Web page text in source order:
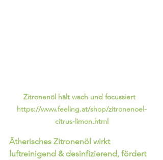
Zitronenöl hält wach und focussiert
https://www.feeling.at/shop/zitronenoel-
citrus-limon.html
Ätherisches Zitronenöl wirkt
luftreinigend & desinfizierend, fördert